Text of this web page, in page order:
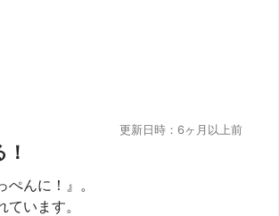
更新日時：6ヶ月以上前
んに！』。
います。